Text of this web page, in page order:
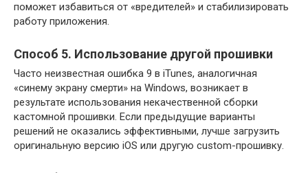
поможет избавиться от «вредителей» и стабилизировать
работу приложения.
Способ 5. Использование другой прошивки
Часто неизвестная ошибка 9 в iTunes, аналогичная
«синему экрану смерти» на Windows, возникает в
результате использования некачественной сборки
кастомной прошивки. Если предыдущие варианты
решений не оказались эффективными, лучше загрузить
оригинальную версию iOS или другую custom-прошивку.